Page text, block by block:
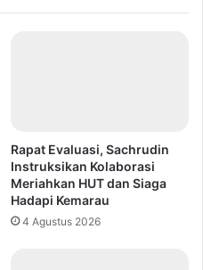
Rapat Evaluasi, Sachrudin
Instruksikan Kolaborasi
Meriahkan HUT dan Siaga
Hadapi Kemarau
4 Agustus 2026